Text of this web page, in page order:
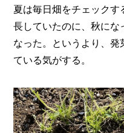
リ
し
た
メ
ー
カ
ー
B
A
N
D
夏は毎日畑をチェック
長していたのに、秋にな
なった。というより、
ている気がする。